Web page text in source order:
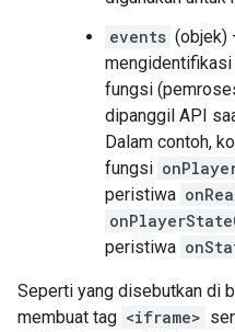
events (objek)
fungsi
dipanggil API
Dalam contoh,
fungsi
peristiwa
peristiwa
Seperti yang disebutkan di
membuat tag <iframe>